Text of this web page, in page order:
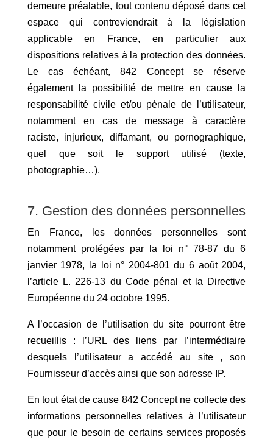
demeure préalable, tout contenu déposé dans cet
espace qui contreviendrait à la législation
applicable en France, en particulier aux
dispositions relatives à la protection des données.
Le cas échéant, 842 Concept se réserve
également la possibilité de mettre en cause la
responsabilité civile et/ou pénale de l’utilisateur,
notamment en cas de message à caractère
raciste, injurieux, diffamant, ou pornographique,
quel que soit le support utilisé (texte,
photographie…).
7. Gestion des données personnelles
En France, les données personnelles sont
notamment protégées par la loi n° 78-87 du 6
janvier 1978, la loi n° 2004-801 du 6 août 2004,
l’article L. 226-13 du Code pénal et la Directive
Européenne du 24 octobre 1995.
A l’occasion de l’utilisation du site pourront être
recueillis : l’URL des liens par l’intermédiaire
desquels l’utilisateur a accédé au site , son
Fournisseur d’accès ainsi que son adresse IP.
En tout état de cause 842 Concept ne collecte des
informations personnelles relatives à l’utilisateur
que pour le besoin de certains services proposés